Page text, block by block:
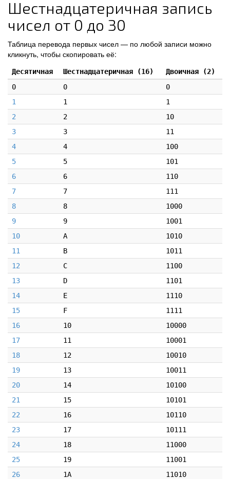
Шестнадцатеричная запись
чисел от 0 до 30
Таблица перевода первых чисел — по любой записи можно
кликнуть, чтобы скопировать её:
Десятичная Шестнадцатеричная (16)
Двоичная (2)
0
0
0
1
1
1
2
2
10
3
3
11
4
4
100
5
5
101
6
6
110
7
7
111
8
8
1000
9
9
1001
10
A
1010
11
B
1011
12
C
1100
13
D
1101
14
E
1110
15
F
1111
16
10
10000
17
11
10001
18
12
10010
19
13
10011
20
14
10100
21
15
10101
22
16
10110
23
17
10111
24
18
11000
25
19
11001
26
1A
11010